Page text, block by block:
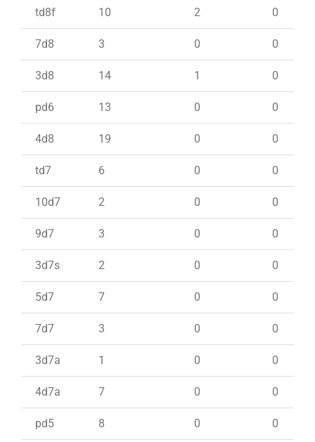
td8f 10 2 0
7d8 3 0 0
3d8 14 1 0
pd6 13 0 0
4d8 19 0 0
td7 6 0 0
10d7 2 0 0
9d7 3 0 0
3d7s 2 0 0
5d7 7 0 0
7d7 3 0 0
3d7a 1 0 0
4d7a 7 0 0
pd5 8 0 0